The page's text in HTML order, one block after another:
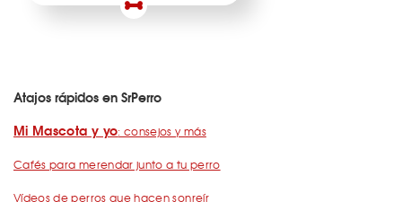
Atajos rápidos en SrPerro
Mi Mascota y yo: consejos y más
Cafés para merendar junto a tu perro
Vídeos de perros que hacen sonreír